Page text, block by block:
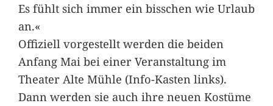
Es fühlt sich immer ein bisschen wie Urlaub
an.«
Offiziell vorgestellt werden die beiden
Anfang Mai bei einer Veranstaltung im
Theater Alte Mühle (Info-Kasten links).
Dann werden sie auch ihre neuen Kostüme